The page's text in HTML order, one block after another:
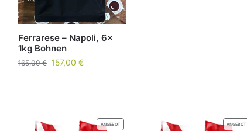
Ferrarese – Napoli, 6x
1kg Bohnen
165,00€ 157,00 €
ANGEBOT ANGEBOT